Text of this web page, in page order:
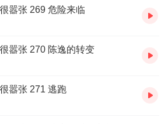
嚣张 269 危险来临
嚣张 270 陈逸的转变
嚣张 271 逃跑